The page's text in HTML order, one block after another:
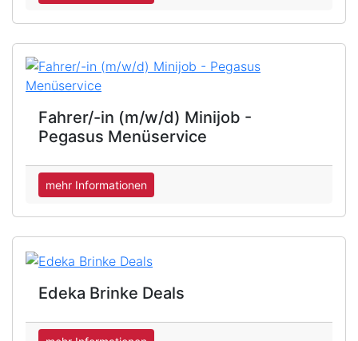
Fahrer/-in (m/w/d) Minijob -
Pegasus Menüservice
mehr Informationen
Edeka Brinke Deals